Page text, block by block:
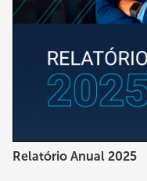
Relatório Anual 2025